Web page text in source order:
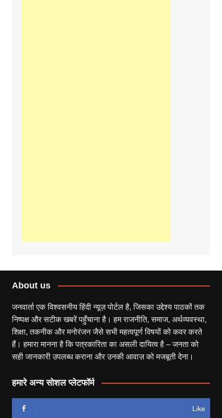
About us
जनवार्ता एक विश्वसनीय हिंदी न्यूज़ पोर्टल है, जिसका उद्देश्य पाठकों तक
निष्पक्ष और सटीक खबरें पहुँचाना है। हम राजनीति, समाज, अर्थव्यवस्था,
शिक्षा, तकनीक और मनोरंजन जैसे सभी महत्वपूर्ण विषयों को कवर करते
हैं। हमारा मानना है कि पत्रकारिता का असली दायित्व है – जनता को
सही जानकारी उपलब्ध कराना और उनकी आवाज़ को मजबूती देना।
हमारे अन्य सोशल प्लेटफॉर्म
Like